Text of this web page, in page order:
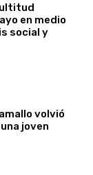
en medio
social y
volvió
joven